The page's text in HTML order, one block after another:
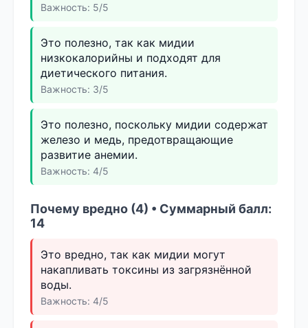
Важность: 5/5
Это полезно, так как мидии
низкокалорийны и подходят для
диетического питания.
Важность: 3/5
Это полезно, поскольку мидии содержат
железо и медь, предотвращающие
развитие анемии.
Важность: 4/5
Почему вредно (4) • Суммарный балл:
14
Это вредно, так как мидии могут
накапливать токсины из загрязнённой
воды.
Важность: 4/5